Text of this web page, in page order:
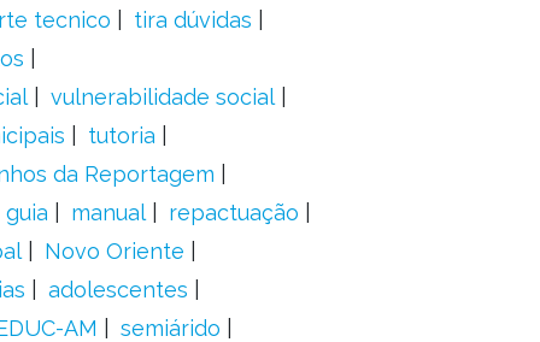
tecnico
tira dúvidas
vulnerabilidade social
tutoria
da Reportagem
guia manual
repactuação
Novo Oriente
adolescentes
AM semiárido